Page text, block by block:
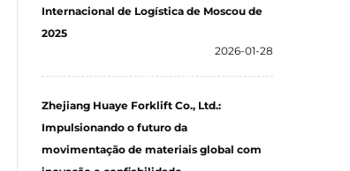
Internacional de Logística de Moscou de
2025
2026-01-28
Zhejiang Huaye Forklift Co., Ltd.:
Impulsionando o futuro da
movimentação de materiais global com